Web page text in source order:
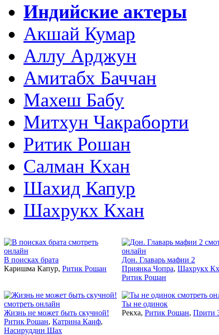
Индийские актеры
Акшай Кумар
Аллу Арджун
Амитабх Баччан
Махеш Бабу
Митхун Чакраборти
Ритик Рошан
Салман Кхан
Шахид Капур
Шахрукх Кхан
В поисках брата
Каришма Капур, Ритик Рошан
Дон. Главарь мафии 2
Приянка Чопра, Шахрукх
Ритик Рошан
Жизнь не может быть скучной!
Ритик Рошан, Катрина Каиф,
Насируддин Шах
Ты не одинок
Рекха, Ритик Рошан, Прити